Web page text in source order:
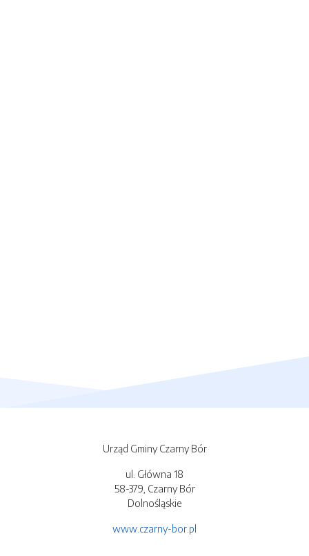
Urząd Gminy Czarny Bór
ul. Główna 18
58-379, Czarny Bór
Dolnośląskie
www.czarny-bor.pl